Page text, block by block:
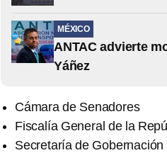
MÉXICO
ANTAC advierte
Yáñez
Cámara de Senadores
Fiscalía General de la
Secretaría de Gobernación